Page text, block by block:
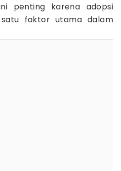
penting karena adopsi
faktor utama dalam